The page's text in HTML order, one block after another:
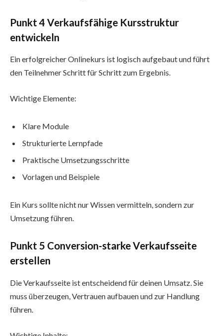
Punkt 4 Verkaufsfähige Kursstruktur
entwickeln
Ein erfolgreicher Onlinekurs ist logisch aufgebaut und führt
den Teilnehmer Schritt für Schritt zum Ergebnis.
Wichtige Elemente:
Klare Module
Strukturierte Lernpfade
Praktische Umsetzungsschritte
Vorlagen und Beispiele
Ein Kurs sollte nicht nur Wissen vermitteln, sondern zur
Umsetzung führen.
Punkt 5 Conversion-starke Verkaufsseite
erstellen
Die Verkaufsseite ist entscheidend für deinen Umsatz. Sie
muss überzeugen, Vertrauen aufbauen und zur Handlung
führen.